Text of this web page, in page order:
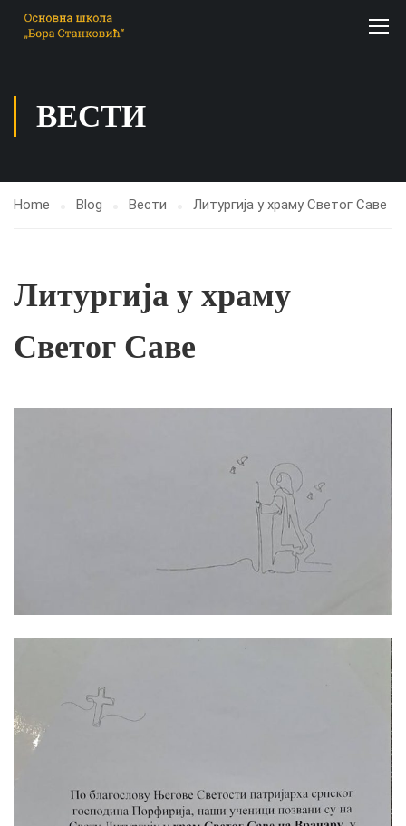
ВЕСТИ
Home Blog Вести Литургија у храму Светог Саве
Литургија у храму
Светог Саве